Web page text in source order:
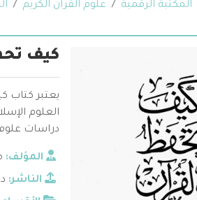
المكتبة الرقمية علوم القرآن الكريم
كيف
يعتبر كتاب
العلوم
دراسات
المؤلف:
الناشر: